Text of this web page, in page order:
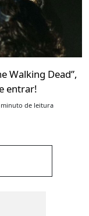
Walking Dead”,
entrar!
minuto de leitura